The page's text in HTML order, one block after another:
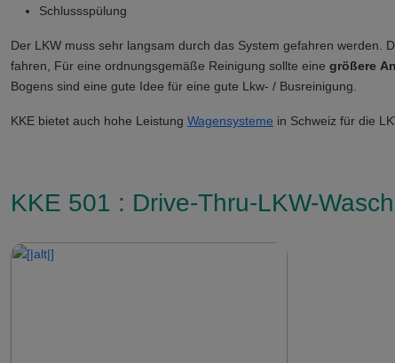
Schlussspülung
Der LKW muss sehr langsam durch das System gefahren werden.
fahren,
Für eine ordnungsgemäße Reinigung sollte eine größere
Bogens sind eine gute Idee für eine gute Lkw- / Busreinigung.
KKE bietet auch hohe Leistung Wagensysteme in Schweiz für die
KKE 501 : Drive-Thru-LKW-